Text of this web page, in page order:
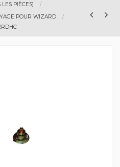
LES PIÈCES)
POUR WIZARD